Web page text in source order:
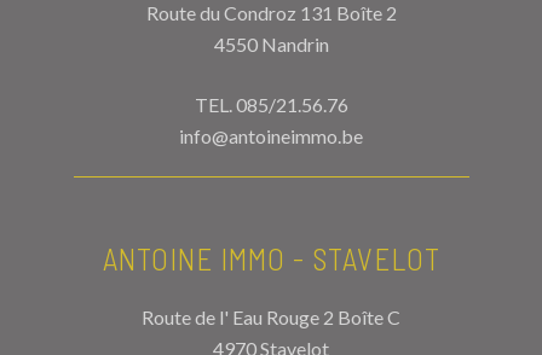
Route du Condroz 131 Boîte 2
4550 Nandrin
TEL.085/21.56.76
info@antoineimmo.be
ANTOINE IMMO - STAVELOT
Route de l' Eau Rouge 2 Boîte C
4970 Stavelot